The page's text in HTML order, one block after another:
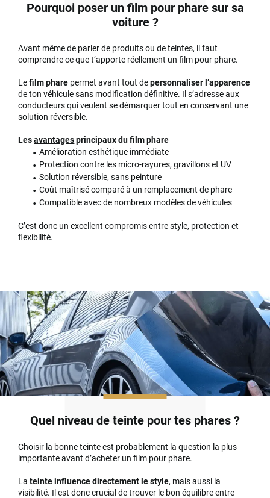
Pourquoi poser un film pour phare sur sa
voiture ?
Avant même de parler de produits ou de teintes, il faut
comprendre ce que t’apporte réellement un film pour phare.
Lefilm phare permet avant tout depersonnaliser l’apparence
de ton véhicule sans modification définitive. Il s’adresse aux
conducteurs qui veulent se démarquer tout en conservant une
solution réversible.
Lesavantagesprincipaux du film phare
Amélioration esthétique immédiate
Protection contre les micro-rayures, gravillons et UV
Solution réversible, sans peinture
Coût maîtrisé comparé à un remplacement de phare
Compatible avec de nombreux modèles de véhicules
C’est donc un excellent compromis entre style, protection et
flexibilité.
Quel niveau de teinte pour tes phares ?
Choisir la bonne teinte est probablement la question la plus
importante avant d’acheter un film pour phare.
Lateinte influence directement le style, mais aussi la
visibilité. Il est donc crucial de trouver le bon équilibre entre